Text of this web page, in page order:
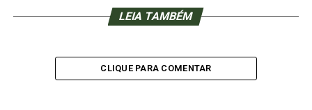
LEIA TAMBÉM
CLIQUE PARA COMENTAR